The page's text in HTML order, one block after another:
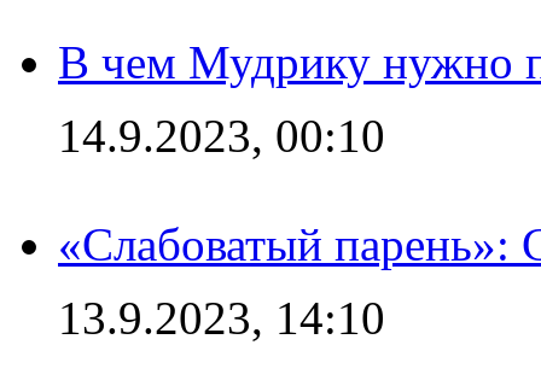
В чем Мудрику нужно
14.9.2023, 00:10
«Слабоватый парень»:
13.9.2023, 14:10